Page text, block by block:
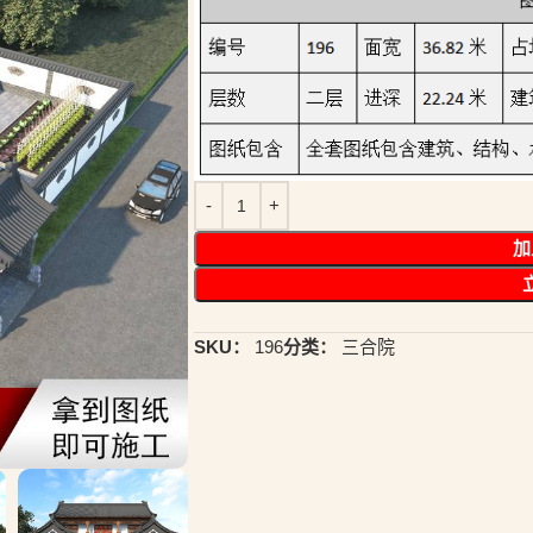
SKU： 196分类： 三合院